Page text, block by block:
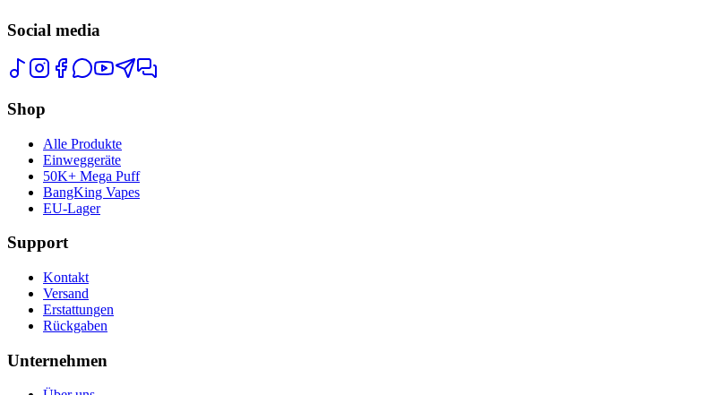
Social media
Shop
Alle Produkte
Einweggeräte
50K+ Mega Puff
BangKing Vapes
EU-Lager
Support
Kontakt
Versand
Erstattungen
Rückgaben
Unternehmen